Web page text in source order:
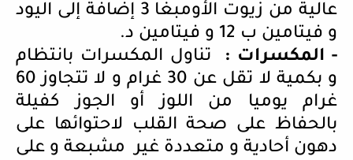
عالية من زيوت الأومبغا 3 إضافة إلى اليود
و فيتامين ب 12 و فيتامين د.
- المكسرات :
تناول المكسرات بانتظام
و بكمية لا تقل عن 30 غرام و لا تتجاوز 60
غرام يوميا من اللوز أو الجوز كفيلة
بالحفاظ على صحة القلب لاحتوائها على
دهون أحادية و متعددة غير مشبعة و على